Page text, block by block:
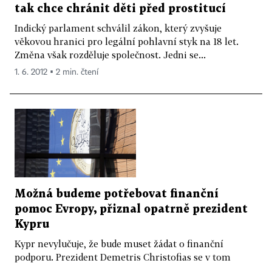
tak chce chránit děti před prostitucí
Indický parlament schválil zákon, který zvyšuje
věkovou hranici pro legální pohlavní styk na 18 let.
Změna však rozděluje společnost. Jedni se...
1. 6. 2012 ▪ 2 min. čtení
Možná budeme potřebovat finanční
pomoc Evropy, přiznal opatrně prezident
Kypru
Kypr nevylučuje, že bude muset žádat o finanční
podporu. Prezident Demetris Christofias se v tom